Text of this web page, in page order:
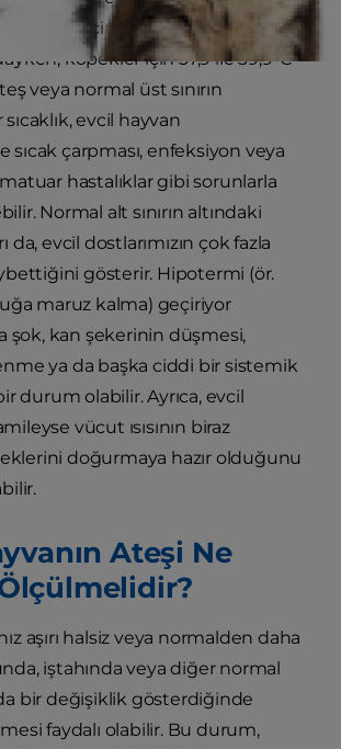
kediler için normal aralık 38,1 ile
köpekler için 37,9 ile 39,9°C
veya normal üst sınırın
evcil hayvan
sıcak çarpması, enfeksiyon veya
hastalıklar gibi sorunlarla
Normal alt sınırın altındaki
da, evcil dostlarımızın çok fazla
gösterir. Hipotermi (ör.
maruz kalma) geçiriyor
şok, kan şekerinin düşmesi,
ya da başka ciddi bir sistemik
durum olabilir. Ayrıca, evcil
vücut ısısının biraz
doğurmaya hazır olduğunu
Ateşi Ne
aşırı halsiz veya normalden daha
iştahında veya diğer normal
bir değişiklik gösterdiğinde
faydalı olabilir. Bu durum,